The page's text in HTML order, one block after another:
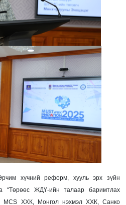
хүчний реформ, хууль эрх зүйн
“Төрөөс ЖДҮ-ийн талаар баримтлах
MCS ХХК, Монгол нэхмэл ХХК, Санко